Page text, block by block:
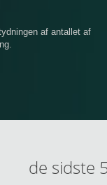
af ​​antallet af
de sidste